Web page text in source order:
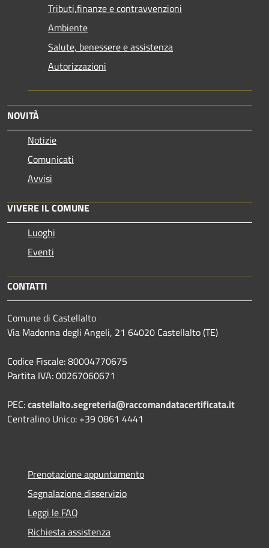
Tributi,finanze e contravvenzioni
Ambiente
Salute, benessere e assistenza
Autorizzazioni
NOVITÀ
Notizie
Comunicati
Avvisi
VIVERE IL COMUNE
Luoghi
Eventi
CONTATTI
Comune di Castellalto
Via Madonna degli Angeli, 21 64020 Castellalto (TE)
Codice Fiscale: 80004770675
Partita IVA: 00267060671
PEC:castellalto.segreteria@raccomandatacertificata.it
Centralino Unico: +39 0861 4441
Prenotazione appuntamento
Segnalazione disservizio
Leggi le FAQ
Richiesta assistenza